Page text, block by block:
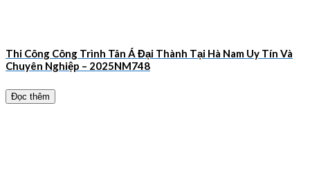
Thi Công Công Trình Tân Á Đại Thành Tại Hà Nam Uy Tín Và
Chuyên Nghiệp – 2025NM748
Đọc thêm